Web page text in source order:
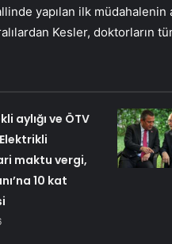
yapılan ilk
Kesler, doktorların
aylığı ve ÖTV
maktu vergi,
10 kat